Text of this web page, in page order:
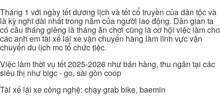
Tháng 1 với ngày tết dương lịch và tết cổ truyền của dân tộc và
là kỳ nghĩ dài nhất trong năm của người lao động. Dân gian ta
có câu tháng giêng là tháng ăn chơi cũng là cơ hội việc làm cho
các anh em tài xế lái xe vận chuyển hàng làm lĩnh vực vận
chuyển du lịch mc tổ chức tiệc.
Việc làm thời vụ tết 2025-2026 như bán hàng, thu ngân tại các
siêu thị như bigc - go, sài gòn coop
Tài xế lái xe công nghệ: chạy grab bike, baemin